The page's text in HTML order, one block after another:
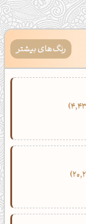
رنگ‌های بیشتر